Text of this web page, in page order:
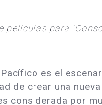
películas para
es el
de crear una
considerada por